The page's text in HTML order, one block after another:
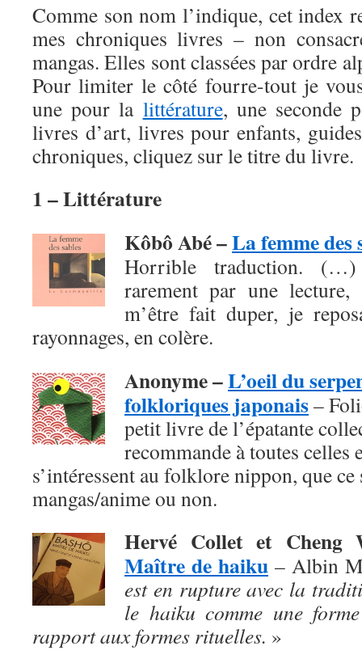
Comme son nom l’indique, cet index
mes chroniques livres – non
mangas. Elles sont classées par ordre
Pour limiter le côté fourre-tout je
une pour la littérature, une seconde
livres d’art, livres pour enfants,
chroniques, cliquez sur le titre du livre.
1 – Littérature
Kôbô Abé –La femme des
Horrible traduction.
rarement par une lecture,
m’être fait duper, je
rayonnages, en colère.
Anonyme –L’oeil du
folkloriques japonais–
petit livre de l’épatante
recommande à toutes celles
s’intéressent au folklore nippon, que
mangas/anime ou non.
Hervé Collet et
Maître de haiku – Albin
est en rupture avec la
le haiku comme une
rapport aux formes rituelles. »